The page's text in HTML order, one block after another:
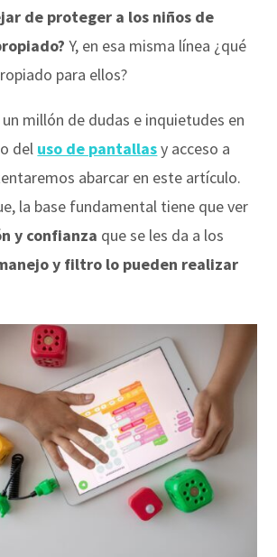
de proteger a los niños de
Y, en esa misma línea ¿qué
para ellos?
millón de dudas e inquietudes en
del uso de pantallasy acceso a
abarcar en este artículo.
la base fundamental tiene que ver
y confianza que se les da a los
y filtro lo pueden realizar